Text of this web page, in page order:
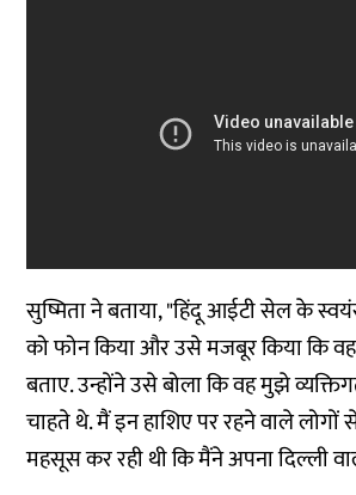
सुष्मिता ने बताया, "हिंदू आईटी सेल के
को फोन किया और उसे मजबूर किया कि वह
बताए. उन्होंने उसे बोला कि वह मुझे
चाहते थे. मैं इन हाशिए पर रहने वाले
महसूस कर रही थी कि मैंने अपना दिल्ली